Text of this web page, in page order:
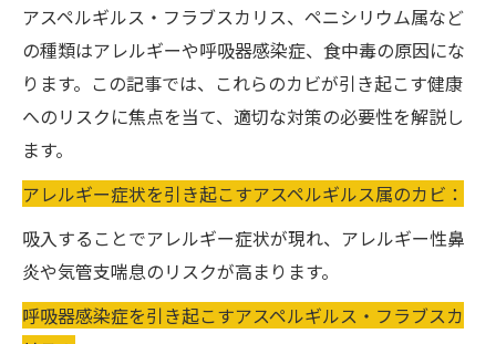
アスペルギルス・フラブスカリス、ペニシリウム属など
の種類はアレルギーや呼吸器感染症、食中毒の原因にな
ります。この記事では、これらのカビが引き起こす健康
へのリスクに焦点を当て、適切な対策の必要性を解説し
ます。
アレルギー症状を引き起こすアスペルギルス属のカビ：
吸入することでアレルギー症状が現れ、アレルギー性鼻
炎や気管支喘息のリスクが高まります。
呼吸器感染症を引き起こすアスペルギルス・フラブスカ